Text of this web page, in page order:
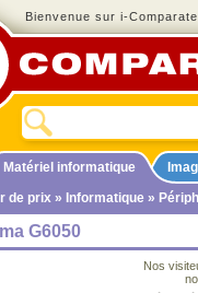
Bienvenue sur i-
Matériel informatique
de prix » Informatique »
G6050
Nos